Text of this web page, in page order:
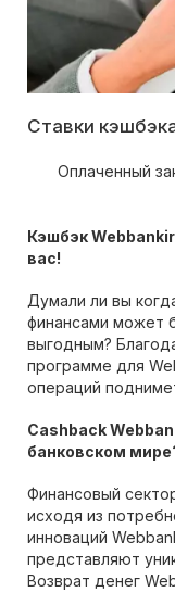
Ставки
Оплаченный
Кэшбэк
вас!
Думали ли вы
финансами может
выгодным?
программе для
операций
Cashback
банковском
Финансовый
исходя из
инноваций
представляют
Возврат денег